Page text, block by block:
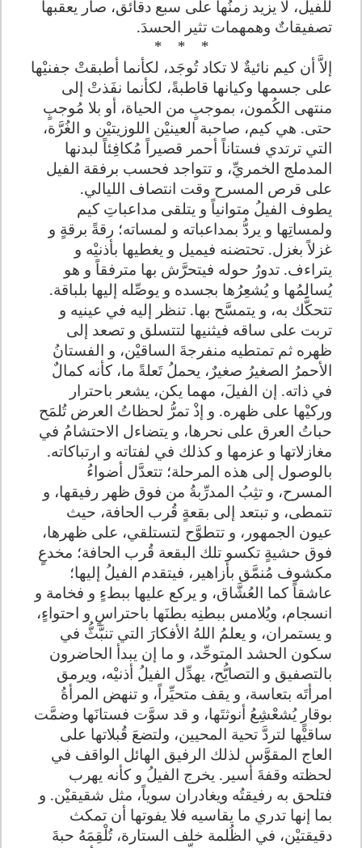
للفيل، لا يزيد زمنُها على سبع دقائق، صار يعقبها
تصفيقاتٌ وهمهمات تثير الحسدَ.
*
*
*
إلاَّ أن كيم نائيةٌ لا تكاد تُوجَد، لكأنما أطبقتْ جفنيْها
على جسمها وكيانها قاطبةً، لكأنما نفَذتْ إلى
منتهى الكُمون، بموجبٍ من الحياة، أو بلا مُوجبٍ
حتى. هي كيم، صاحبة العينيْن اللوزيتيْن و الغُرَّة،
التي ترتدي فستاناً أحمر قصيراً مُكافِئاً لبدنها
المدملج الخمريِّ، و تتواجد فحسب برفقة الفيل
على قرص المسرح وقت انتصاف الليالي.
يطوف الفيلُ متوانياً و يتلقى مداعباتِ كيم
ولمساتِها و يردُّ بمداعباته و لمساته؛ رقةً برقةٍ و
غزلاً بغزل. تحتضنه فيميل و يغطيها بأذنيْه و
يتراءف. تدورُ حوله فيتحرَّش بها مترفقاً و هو
يُسالِمُها و يُشعِرُها بجسده و يوصِّله إليها بلباقة.
تتحكَّك به، و يتمسَّح بها. تنظر إليه في عينيه و
تربت على ساقه فيثنيها لتتسلق و تصعد إلى
ظهره ثم تمتطيه منفرجةَ الساقيْن، و الفستانُ
الأحمرُ الصغيرُ صغيرٌ، يحملُ تَعلةً ما، كأنه كمالٌ
في ذاته. إن الفيلَ، مهما يكن، يشعر باحترار
وركيْها على ظهره. و إذْ تمرُّ لحظاتُ العرض تُلمَح
حباتُ العرق على نحرها، و يتضاءل الاحتشامُ في
مغازلاتها و عزمها و كذلك في لفتاته و ارتباكاته.
بالوصول إلى هذه المرحلة؛ تتعدَّل أضواءُ
المسرح، و تثِبُ المدرِّبةُ من فوق ظهر رفيقها، و
تتمطى، و تبتعد إلى بقعةٍ قُرب الحافة، حيث
عيون الجمهور، و تتطوَّح لتستلقي، على ظهرها،
فوق حشيةٍ تكسو تلك البقعة قُرب الحافة؛ مخدعٍ
مكشوف مُنمَّق بأزاهير، فيتقدم الفيلُ إليها؛
عاشقاً كما العُشَّاق، و يركع عليها ببطءٍ و فخامة و
انسجام، ويُلامس ببطنِه بطنَها باحتراسٍ و احتواءٍ،
و يستمران، و يعلمُ اللهُ الأفكارَ التي تنبَّثُّ في
سكون الحشد المتوحِّد، و ما إن يبدأ الحاضرون
بالتصفيق و التصايُّح، يهدِّل الفيلُ أذنيْه، ويرمق
امرأتَه بتعاسة، و يقف متحيِّراً، و تنهض المرأةُ
بوقارٍ يُشعْشِعُ أنوثتَها، و قد سوَّت فستانَها وضمَّت
ساقيْها لتردَّ تحية المحيين، ولتضعَ قُبلاتها على
العاج المقوَّس لذلك الرفيق الهائل الواقف في
لحظته وقفةَ أسير. يخرج الفيلُ و كأنه يهرب
فتلحق به رفيقتُه ويغادران سوياً، مثل شقيقيْن. و
بما إنها تدري ما يقاسيه فلا يفوتها أن تمكث
دقيقتيْن، في الظُلمة خلف الستارة، تُلْقِمَهُ حبةَ